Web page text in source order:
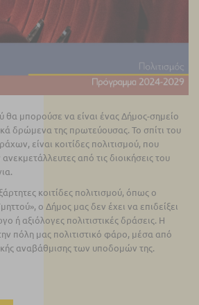
θα μπορούσε να είναι ένας Δήμος-σημείο
δρώμενα της πρωτεύουσας. Το σπίτι του
είναι κοιτίδες πολιτισμού, που
από τις διοικήσεις του
κοιτίδες πολιτισμού, όπως ο
ο Δήμος μας δεν έχει να επιδείξει
ή αξιόλογες πολιτιστικές δράσεις. Η
πόλη μας πολιτιστικό φάρο, μέσα από
αναβάθμισης των υποδομών της.